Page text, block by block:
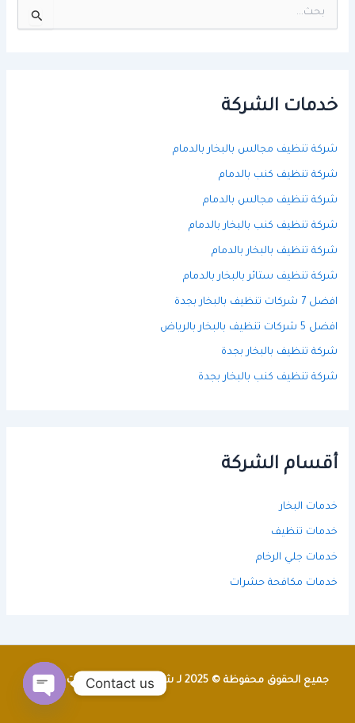
ن
خدمات الشركة
شركة تنظيف مجالس بالبخار بالدمام
شركة تنظيف كنب بالدمام
شركة تنظيف مجالس بالدمام
شركة تنظيف كنب بالبخار بالدمام
شركة تنظيف بالبخار بالدمام
شركة تنظيف ستائر بالبخار بالدمام
افضل 7 شركات تنظيف بالبخار بجدة
افضل 5 شركات تنظيف بالبخار بالرياض
شركة تنظيف بالبخار بجدة
شركة تنظيف كنب بالبخار بجدة
أقسام الشركة
خدمات البخار
خدمات تنظيف
خدمات جلي الرخام
خدمات مكافحة حشرات
جميع الحقوق محفوظة © 2025 لـ شركة الراجحي للخدمات المنزلية Contact us
Open